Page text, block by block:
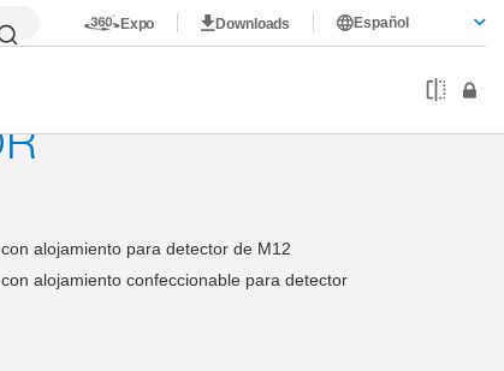
Expo Downloads Español
alojamiento para detector de M12
alojamiento confeccionable para detector